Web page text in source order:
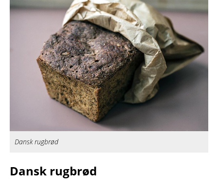
Dansk rugbrød
Dansk rugbrød